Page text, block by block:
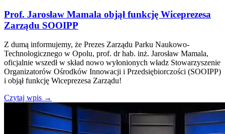
Prof. Jarosław Mamala objął funkcję Wiceprezesa
Zarządu SOOIPP
Z dumą informujemy, że Prezes Zarządu Parku Naukowo-
Technologicznego w Opolu, prof. dr hab. inż. Jarosław Mamala,
oficjalnie wszedł w skład nowo wyłonionych władz Stowarzyszenie
Organizatorów Ośrodków Innowacji i Przedsiębiorczości (SOOIPP)
i objął funkcję Wiceprezesa Zarządu!
Czytaj wpis →